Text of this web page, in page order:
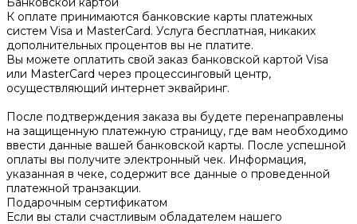
К оплате принимаются банковские карты платежных
систем Visa и MasterCard. Услуга бесплатная, никаких
дополнительных процентов вы не платите.
Вы можете оплатить свой заказ банковской картой Visa
или MasterCard через процессинговый центр,
осуществляющий интернет эквайринг.
После подтверждения заказа вы будете перенаправлены
на защищенную платежную страницу, где вам необходимо
ввести данные вашей банковской карты. После успешной
оплаты вы получите электронный чек. Информация,
указанная в чеке, содержит все данные о проведенной
платежной транзакции.
Подарочным сертификатом
Если вы стали счастливым обладателем нашего